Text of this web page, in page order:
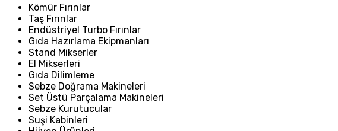
Kömür Fırınlar
Taş Fırınlar
Endüstriyel Turbo Fırınlar
Gıda Hazırlama Ekipmanları
Stand Mikserler
El Mikserleri
Gıda Dilimleme
Sebze Doğrama Makineleri
Set Üstü Parçalama Makineleri
Sebze Kurutucular
Suşi Kabinleri